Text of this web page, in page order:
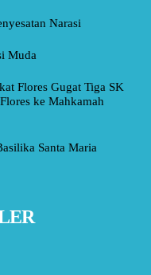
Narasi
Muda
Flores Gugat Tiga SK
ke Mahkamah
Santa Maria